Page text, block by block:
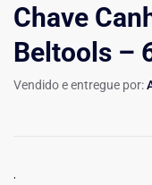
Chave
Beltools –
Vendido e entregue por:
.